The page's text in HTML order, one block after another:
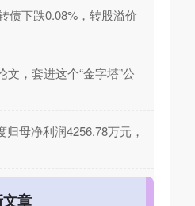
债下跌0.08%，转股溢价
文，套进这个“金字塔”公
母净利润4256.78万元，
章